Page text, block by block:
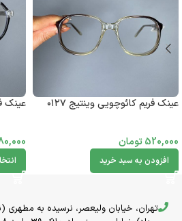
عینک فریم کائوچویی وینتیج ۰۱۲۷
520,000تومان
افزودن به سبد خرید
عینک
تهران، خیابان ولیعصر، نرسیده به مطهری